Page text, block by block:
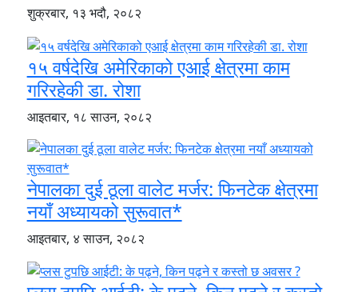
शुक्रबार, १३ भदौ, २०८२
१५ वर्षदेखि अमेरिकाको एआई क्षेत्रमा काम
गरिरहेकी डा. रोशा
आइतबार, १८ साउन, २०८२
नेपालका दुई ठूला वालेट मर्जर: फिनटेक क्षेत्रमा
नयाँ अध्यायको सुरूवात*
आइतबार, ४ साउन, २०८२